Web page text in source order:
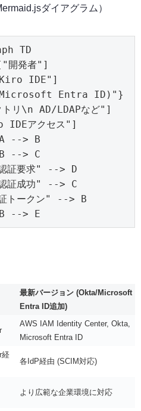
ダイアグラム）
TD
開発者"]
IDE"]
Entra ID)"}
リ\n AD/LDAPなど"]
IDEアクセス"]
--> B
--> C
証要求" --> D
証成功" --> C
トークン" --> B
--> E
最新バージョン (Okta/Microsoft
Entra ID追加)
AWS IAM Identity Center, Okta,
Microsoft Entra ID
経
各IdP経由 (SCIM対応)
より広範な企業環境に対応